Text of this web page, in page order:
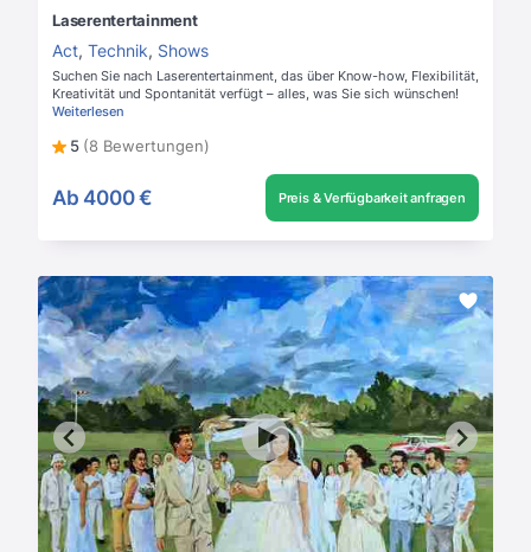
Laserentertainment
Act, Technik, Shows
Suchen Sie nach Laserentertainment, das über Know-how, Flexibilität,
Kreativität und Spontanität verfügt – alles, was Sie sich wünschen!
Weiterlesen
5 (8 Bewertungen)
Ab 4000 € Preis & Verfügbarkeit anfragen